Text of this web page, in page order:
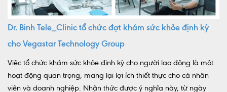
Dr. Binh Tele_Clinic tổ chức đợt khám sức khỏe định kỳ
cho Vegastar Technology Group
Việc tổ chức khám sức khỏe định kỳ cho người lao động là một
hoạt động quan trọng, mang lại lợi ích thiết thực cho cả nhân
viên và doanh nghiệp. Nhận thức được ý nghĩa này, từ ngày